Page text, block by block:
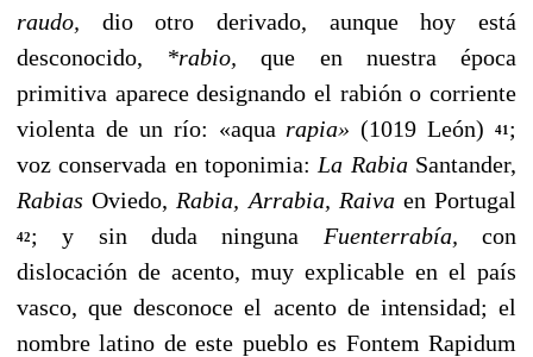
raudo, dio otro derivado, aunque hoy está
desconocido, *rabio,que en nues­tra época
primitiva aparece designando el rabión o corriente
violenta de un río: «aqua rapia»(1019 León) 41 ;
voz conservada en toponimia: La Rabia Santander,
RabiasOviedo, Rabia, Arrabia, Raiva en Portugal
42; y sin duda ninguna Fuenterrabía,con
dislocación de acento, muy explicable en el país
vasco, que desconoce el acento de intensidad; el
nombre latino de este pueblo es Fontem Rapidum